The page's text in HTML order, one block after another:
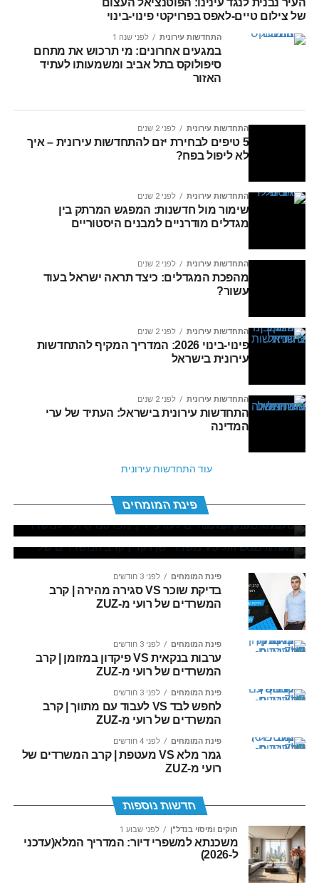
העיר נבנית לנגד עינינו: הפוטנציאל העצום
של צילום טיים-לאפס בפרויקטי פינוי-בינוי
התחדשות עירונית לפני שנה 1
במגעים אחרונים: מי תרכוש את מתחם
סיפולוקס בתל אביב ומשמעותו לעתיד
האזור
התחדשות עירונית לפני 2 שנים
5 טיפים לבחירת יזם להתחדשות עירונית – איך
לא ליפול בפח?
התחדשות עירונית לפני 2 שנים
שימור מול חדשנות: המפגש המרתק בין
מגדלים מודרניים למבנים היסטוריים
התחדשות עירונית לפני 2 שנים
מהפכת המגדלים: כיצד תראה ישראל בעוד
עשור?
התחדשות עירונית לפני 2 שנים
פינוי-בינוי 2026: המדריך המקיף להתחדשות
עירונית בישראל
התחדשות עירונית לפני 2 שנים
התחדשות עירונית בישראל: העתיד של ערי
המדינה
עוד התחדשות עירונית
פינת המומחים
טלטלה בשוק המשרדים לעורכי דין: מפרטנרס
ועד למשרד העצמאי הבא שלכם
משרד חדש וזול VS משרד ישן ויקר | קרב
המשרדים של רועי מ-ZUZ
פינת המומחים לפני 3 חודשים
בדיקת שוכר VS סגירה מהירה | קרב
המשרדים של רועי מ-ZUZ
פינת המומחים לפני 3 חודשים
ערבות בנקאית VS פיקדון במזומן | קרב
המשרדים של רועי מ-ZUZ
פינת המומחים לפני 3 חודשים
לחפש לבד VS לעבוד עם מתווך | קרב
המשרדים של רועי מ-ZUZ
פינת המומחים לפני 4 חודשים
גמר מלא VS מעטפת | קרב המשרדים של
רועי מ-ZUZ
חדשות נוספות
חוקים ומיסוי בנדל"ן לפני שבוע 1
משכנתא למשפרי דיור: המדריך המלא(עדכני
ל-2026)